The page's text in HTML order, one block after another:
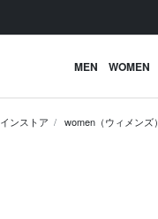
MEN WOMEN
ンストア women（ウィメンズ）